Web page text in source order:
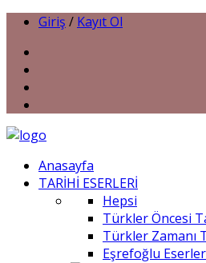
Giriş / Kayıt Ol
Anasayfa
TARİHİ ESERLERİ
Hepsi
Türkler Öncesi
Türkler Zamanı
Eşrefoğlu